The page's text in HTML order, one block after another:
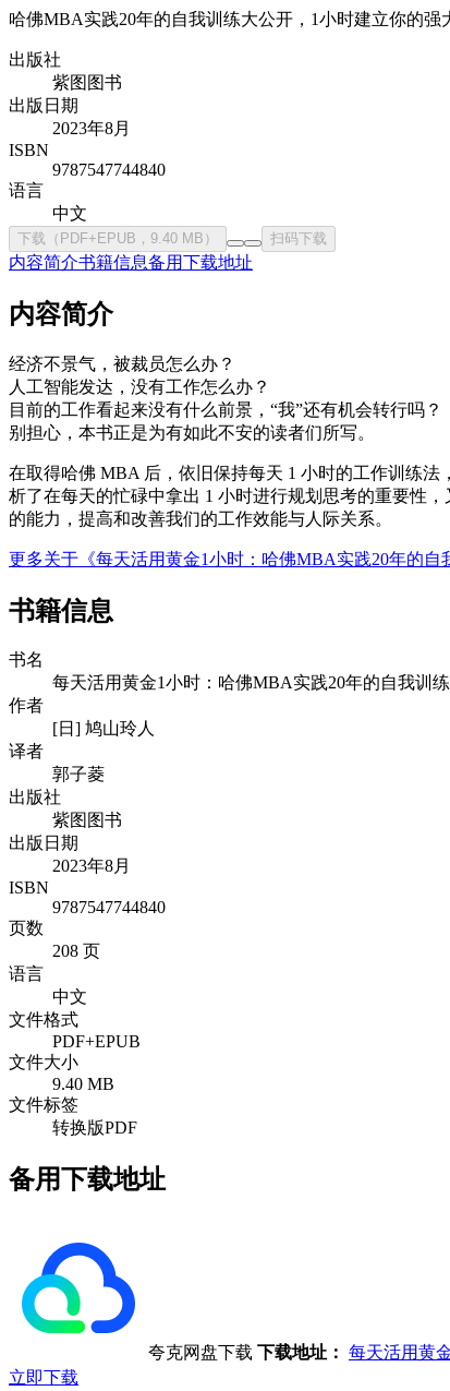
哈佛MBA实践20年的自我训练大公开，1小时建立你的强
出版社
紫图图书
出版日期
2023年8月
ISBN
9787547744840
语言
中文
下载（PDF+EPUB，9.40 MB） 扫码下载
内容简介书籍信息备用下载地址
内容简介
经济不景气，被裁员怎么办？
人工智能发达，没有工作怎么办？
目前的工作看起来没有什么前景，“我”还有机会转行吗？
别担心，本书正是为有如此不安的读者们所写。
在取得哈佛 MBA 后，依旧保持每天 1 小时的工作训练
析了在每天的忙碌中拿出 1 小时进行规划思考的重要性
的能力，提高和改善我们的工作效能与人际关系。
更多关于《每天活用黄金1小时：哈佛MBA实践20年的自
书籍信息
书名
每天活用黄金1小时：哈佛MBA实践20年的自我训
作者
[日] 鸠山玲人
译者
郭子菱
出版社
紫图图书
出版日期
2023年8月
ISBN
9787547744840
页数
208 页
语言
中文
文件格式
PDF+EPUB
文件大小
9.40 MB
文件标签
转换版PDF
备用下载地址
夸克网盘下载 下载地址： 每天活用黄
立即下载